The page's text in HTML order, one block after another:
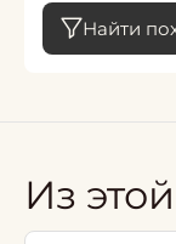
Найти
Из